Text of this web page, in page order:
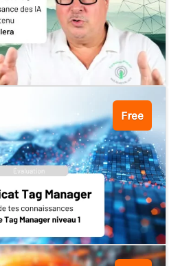
Free